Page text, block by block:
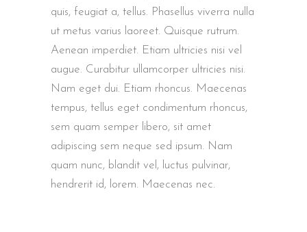
quis, feugiat a, tellus. Phasellus viverra nulla
ut metus varius laoreet. Quisque rutrum.
Aenean imperdiet. Etiam ultricies nisi vel
augue. Curabitur ullamcorper ultricies nisi.
Nam eget dui. Etiam rhoncus. Maecenas
tempus, tellus eget condimentum rhoncus,
sem quam semper libero, sit amet
adipiscing sem neque sed ipsum. Nam
quam nunc, blandit vel, luctus pulvinar,
hendrerit id, lorem. Maecenas nec.